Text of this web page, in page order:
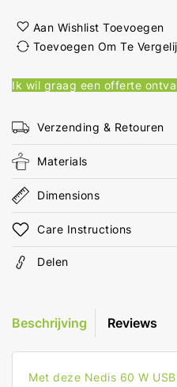
functie
PD3.0
60W
3,0
Outputs:
1
60
Aan Wishlist Toevoegen
Toevoegen Om Te
Ik wil graag een offerte
Verzending & Retouren
Materials
Dimensions
Care Instructions
Delen
Beschrijving Reviews
Met deze Nedis 60 W